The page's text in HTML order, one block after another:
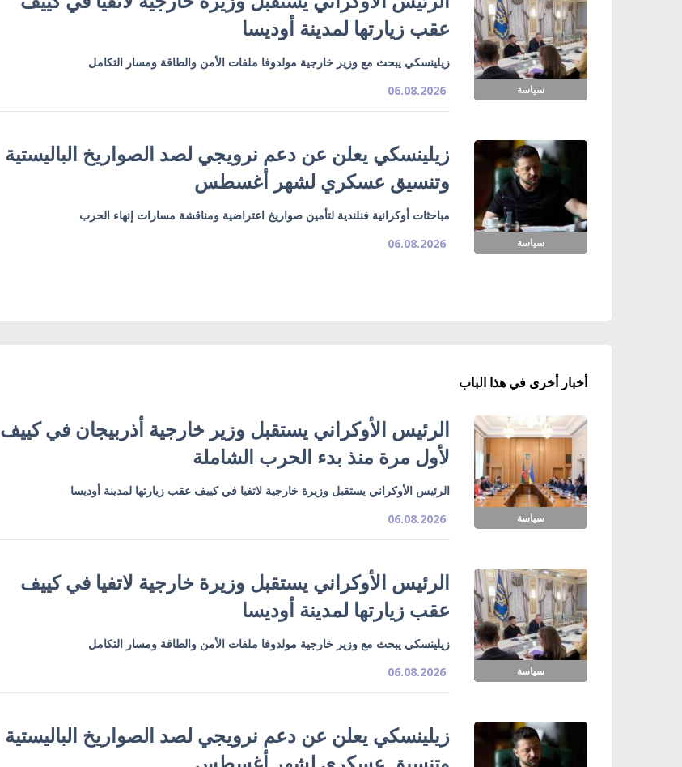
سياسة
عقب زيارتها لمدينة أوديسا
زيلينسكي يبحث مع وزير خارجية مولدوفا ملفات الأمن والطاقة ومسار التكامل
06.08.2026
سياسة
زيلينسكي يعلن عن دعم نرويجي لصد الصواريخ الباليستية
وتنسيق عسكري لشهر أغسطس
مباحثات أوكرانية فنلندية لتأمين صواريخ اعتراضية ومناقشة مسارات إنهاء الحرب
06.08.2026
أخبار أخرى في هذا الباب
سياسة
الرئيس الأوكراني يستقبل وزير خارجية أذربيجان في كييف
لأول مرة منذ بدء الحرب الشاملة
الرئيس الأوكراني يستقبل وزيرة خارجية لاتفيا في كييف عقب زيارتها لمدينة أوديسا
06.08.2026
سياسة
الرئيس الأوكراني يستقبل وزيرة خارجية لاتفيا في كييف
عقب زيارتها لمدينة أوديسا
زيلينسكي يبحث مع وزير خارجية مولدوفا ملفات الأمن والطاقة ومسار التكامل
06.08.2026
زيلينسكي يعلن عن دعم نرويجي لصد الصواريخ الباليستية